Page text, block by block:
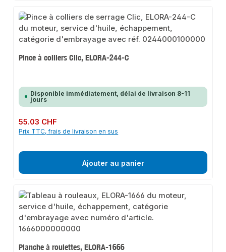
Pince à colliers Clic, ELORA-244-C
Disponible immédiatement, délai de livraison 8-11
jours
Prix régulier :
55.03 CHF
Prix TTC, frais de livraison en sus
Ajouter au panier
Planche à roulettes, ELORA-1666